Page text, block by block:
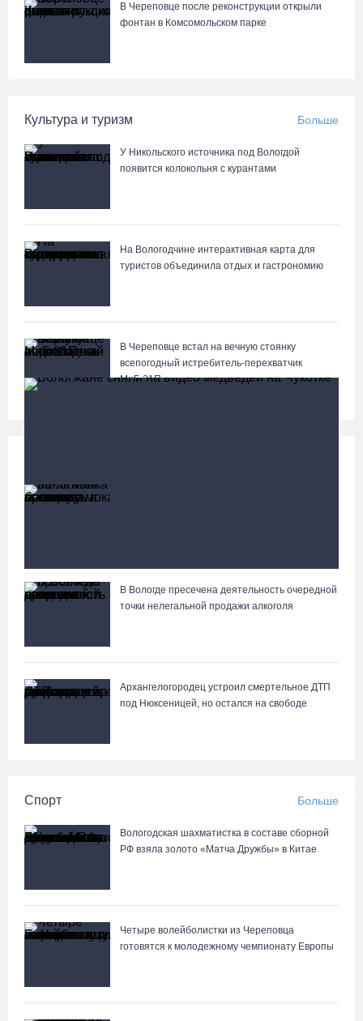
Вологжане сняли на видео медведей на Чукотке
В Череповце после реконструкции открыли
фонтан в Комсомольском парке
Культура и туризм Больше
У Никольского источника под Вологдой
появится колокольня с курантами
На Вологодчине интерактивная карта для
туристов объединила отдых и гастрономию
В Череповце встал на вечную стоянку
всепогодный истребитель-перехватчик
МиГ‑21П
В Вологде пресечена деятельность очередной
точки нелегальной продажи алкоголя
Архангелогородец устроил смертельное ДТП
под Нюксеницей, но остался на свободе
Спорт Больше
Вологодская шахматистка в составе сборной
РФ взяла золото «Матча Дружбы» в Китае
Четыре волейболистки из Череповца
готовятся к молодежному чемпионату Европы